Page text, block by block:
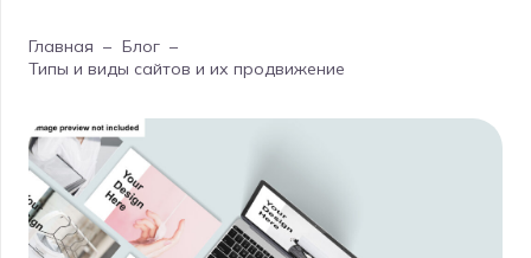
Главная – Блог –
Типы и виды сайтов и их продвижение